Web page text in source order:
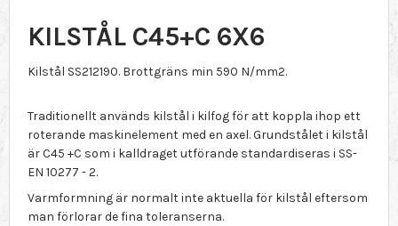
KILSTÅL C45+C 6X6
Kilstål SS212190. Brottgräns min 590 N/mm2.
Traditionellt används kilstål i kilfog för att koppla ihop ett
roterande maskinelement med en axel. Grundstålet i kilstål
är C45 +C som i kalldraget utförande standardiseras i SS-
EN 10277 - 2.
Varmformning är normalt inte aktuella för kilstål eftersom
man förlorar de fina toleranserna.